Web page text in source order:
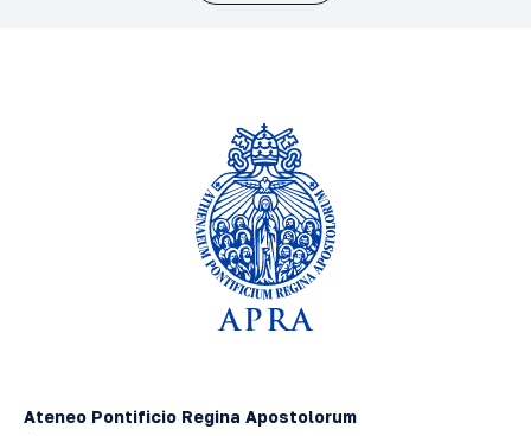
Ateneo Pontificio Regina Apostolorum